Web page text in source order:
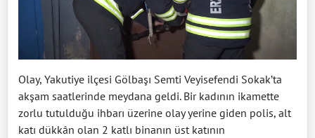
Olay, Yakutiye ilçesi Gölbaşı Semti Veyisefendi Sokak’ta
akşam saatlerinde meydana geldi. Bir kadının ikamette
zorlu tutulduğu ihbarı üzerine olay yerine giden polis, alt
katı dükkân olan 2 katlı binanın üst katının